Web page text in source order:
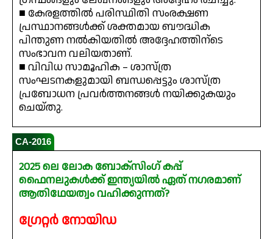
■ കേരളത്തിൽ പരിസ്ഥിതി സംരക്ഷണ
പ്രസ്ഥാനങ്ങൾക്ക് ശക്തമായ ബൗദ്ധിക
പിന്തുണ നൽകിയതിൽ അദ്ദേഹത്തിന്ടെ
സംഭാവന വലിയതാണ്.
■ വിവിധ സാമൂഹിക – ശാസ്ത്ര
സംഘടനകളുമായി ബന്ധപ്പെട്ടും ശാസ്ത്ര
പ്രബോധന പ്രവർത്തനങ്ങൾ നയിക്കുകയും
ചെയ്തു.
CA-2016
2025 ലെ ലോക ബോക്സിംഗ് കപ്പ്
ഫൈനലുകൾക്ക് ഇന്ത്യയിൽ ഏത് നഗരമാണ്
ആതിഥേയത്വം വഹിക്കുന്നത്?
ഗ്രേറ്റർ നോയിഡ